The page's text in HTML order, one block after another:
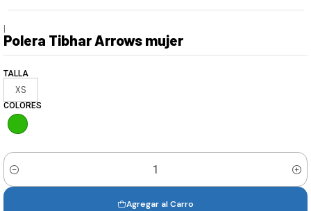
|
Polera Tibhar Arrows mujer
TALLA
XS
COLORES
Cantidad
Agregar al Carro